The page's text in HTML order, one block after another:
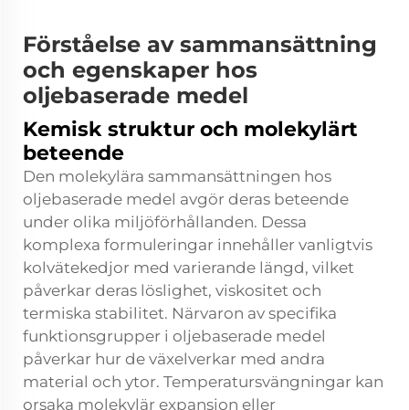
Förståelse av sammansättning
och egenskaper hos
oljebaserade medel
Kemisk struktur och molekylärt
beteende
Den molekylära sammansättningen hos
oljebaserade medel avgör deras beteende
under olika miljöförhållanden. Dessa
komplexa formuleringar innehåller vanligtvis
kolvätekedjor med varierande längd, vilket
påverkar deras löslighet, viskositet och
termiska stabilitet. Närvaron av specifika
funktionsgrupper i oljebaserade medel
påverkar hur de växelverkar med andra
material och ytor. Temperatursvängningar kan
orsaka molekylär expansion eller